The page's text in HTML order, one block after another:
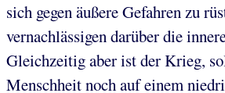
sich gegen äußere Gefahren zu
vernachlässigen darüber die
Gleichzeitig aber ist der Krieg,
Menschheit noch auf einem